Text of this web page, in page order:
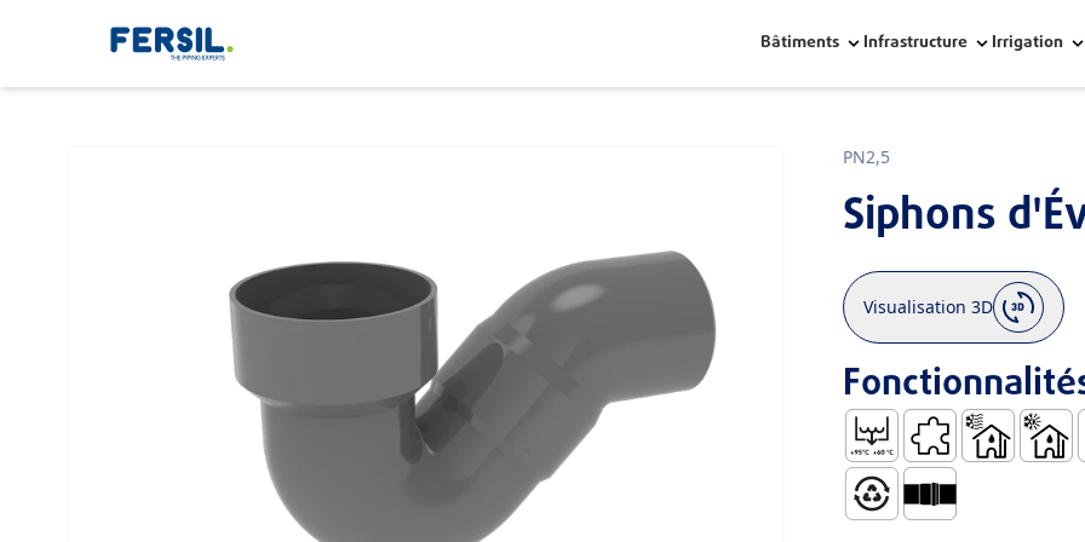
Bâtiments Infrastructure Irrigation
PN2,5
Siphons
Visualisation 3D
Température de
Coefficient de